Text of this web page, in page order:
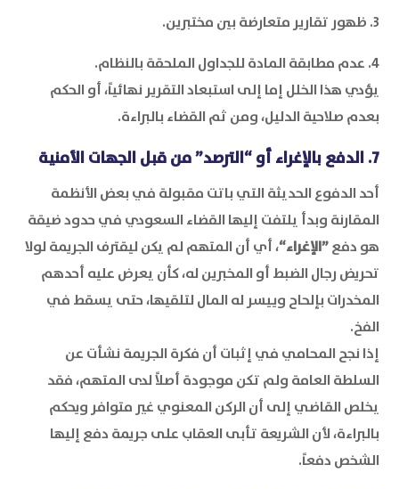
3. ظهور تقارير متعارضة بين مختبرين.
4. عدم مطابقة المادة للجداول الملحقة بالنظام.
يؤدي هذا الخلل إما إلى استبعاد التقرير نهائياً، أو الحكم
بعدم صلاحية الدليل، ومن ثم القضاء بالبراءة.
7. الدفع بالإغراء أو “الترصد” من قبل الجهات الأمنية
أحد الدفوع الحديثة التي باتت مقبولة في بعض الأنظمة
المقارنة وبدأ يلتفت إليها القضاء السعودي في حدود ضيقة
هو دفع”الإغراء“، أي أن المتهم لم يكن ليقترف الجريمة لولا
تحريض رجال الضبط أو المخبرين له، كأن يعرض عليه أحدهم
المخدرات بإلحاح وييسر له المال لتلقيها، حتى يسقط في
الفخ.
إذا نجح المحامي في إثبات أن فكرة الجريمة نشأت عن
السلطة العامة ولم تكن موجودة أصلاً لدى المتهم، فقد
يخلص القاضي إلى أن الركن المعنوي غير متوافر ويحكم
بالبراءة، لأن الشريعة تأبى العقاب على جريمة دفع إليها
الشخص دفعاً.